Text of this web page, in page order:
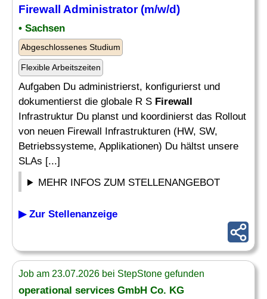
Firewall Administrator(m/w/d)
• Sachsen
Abgeschlossenes Studium
Flexible Arbeitszeiten
Aufgaben Du administrierst, konfigurierst und
dokumentierst die globale R S Firewall
Infrastruktur Du planst und koordinierst das Rollout
von neuen Firewall Infrastrukturen (HW, SW,
Betriebssysteme, Applikationen) Du hältst unsere
SLAs [...]
MEHR INFOS ZUM STELLENANGEBOT
▶ Zur Stellenanzeige
Job am 23.07.2026 bei StepStone gefunden
operational services GmbH Co. KG